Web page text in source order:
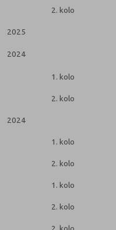
2. kolo
2025
2024
1. kolo
2. kolo
2024
1. kolo
2. kolo
1. kolo
2. kolo
2. kolo